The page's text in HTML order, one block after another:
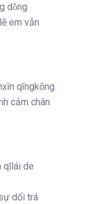
dǒng
em vẫn
qīngkōng
cảm chân
qǐlái de
dối trá